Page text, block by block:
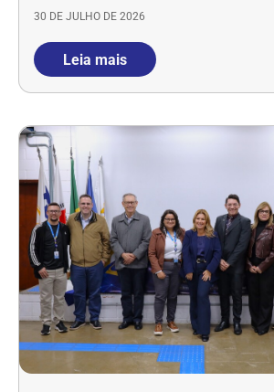
30 DE JULHO DE 2026
Leia mais